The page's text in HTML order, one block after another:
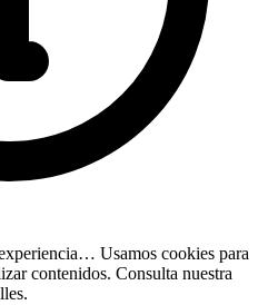
Usamos cookies para
contenidos. Consulta nuestra